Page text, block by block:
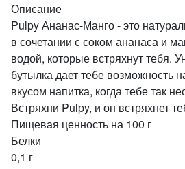
Описание
Pulpy Ананас-Манго - это
в сочетании с соком ананаса и
водой, которые встряхнут тебя.
бутылка дает тебе возможность
вкусом напитка, когда тебе так
Встряхни Pulpy, и он встряхнет
Пищевая ценность на 100 г
Белки
0,1 г